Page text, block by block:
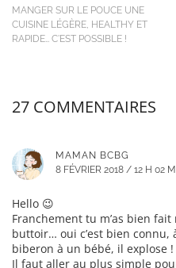
MANGER SUR LE POUCE UNE
CUISINE LÉGÈRE, HEALTHY ET
RAPIDE… C'EST POSSIBLE !
27 COMMENTAIRES
MAMAN BCBG
8 FÉVRIER 2018 / 12 H 02
Hello 😉
Franchement tu m’as bien
buttoir… oui c’est bien connu,
biberon à un bébé, il explose !
Il faut aller au plus simple